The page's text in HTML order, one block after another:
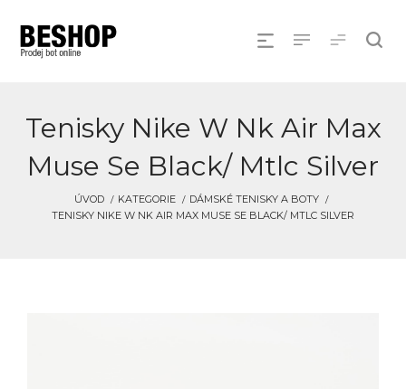
Tenisky Nike W Nk Air Max
Muse Se Black/ Mtlc Silver
ÚVOD KATEGORIE
DÁMSKÉ TENISKY A BOTY
TENISKY NIKE W NK AIR MAX MUSE SE BLACK/ MTLC SILVER